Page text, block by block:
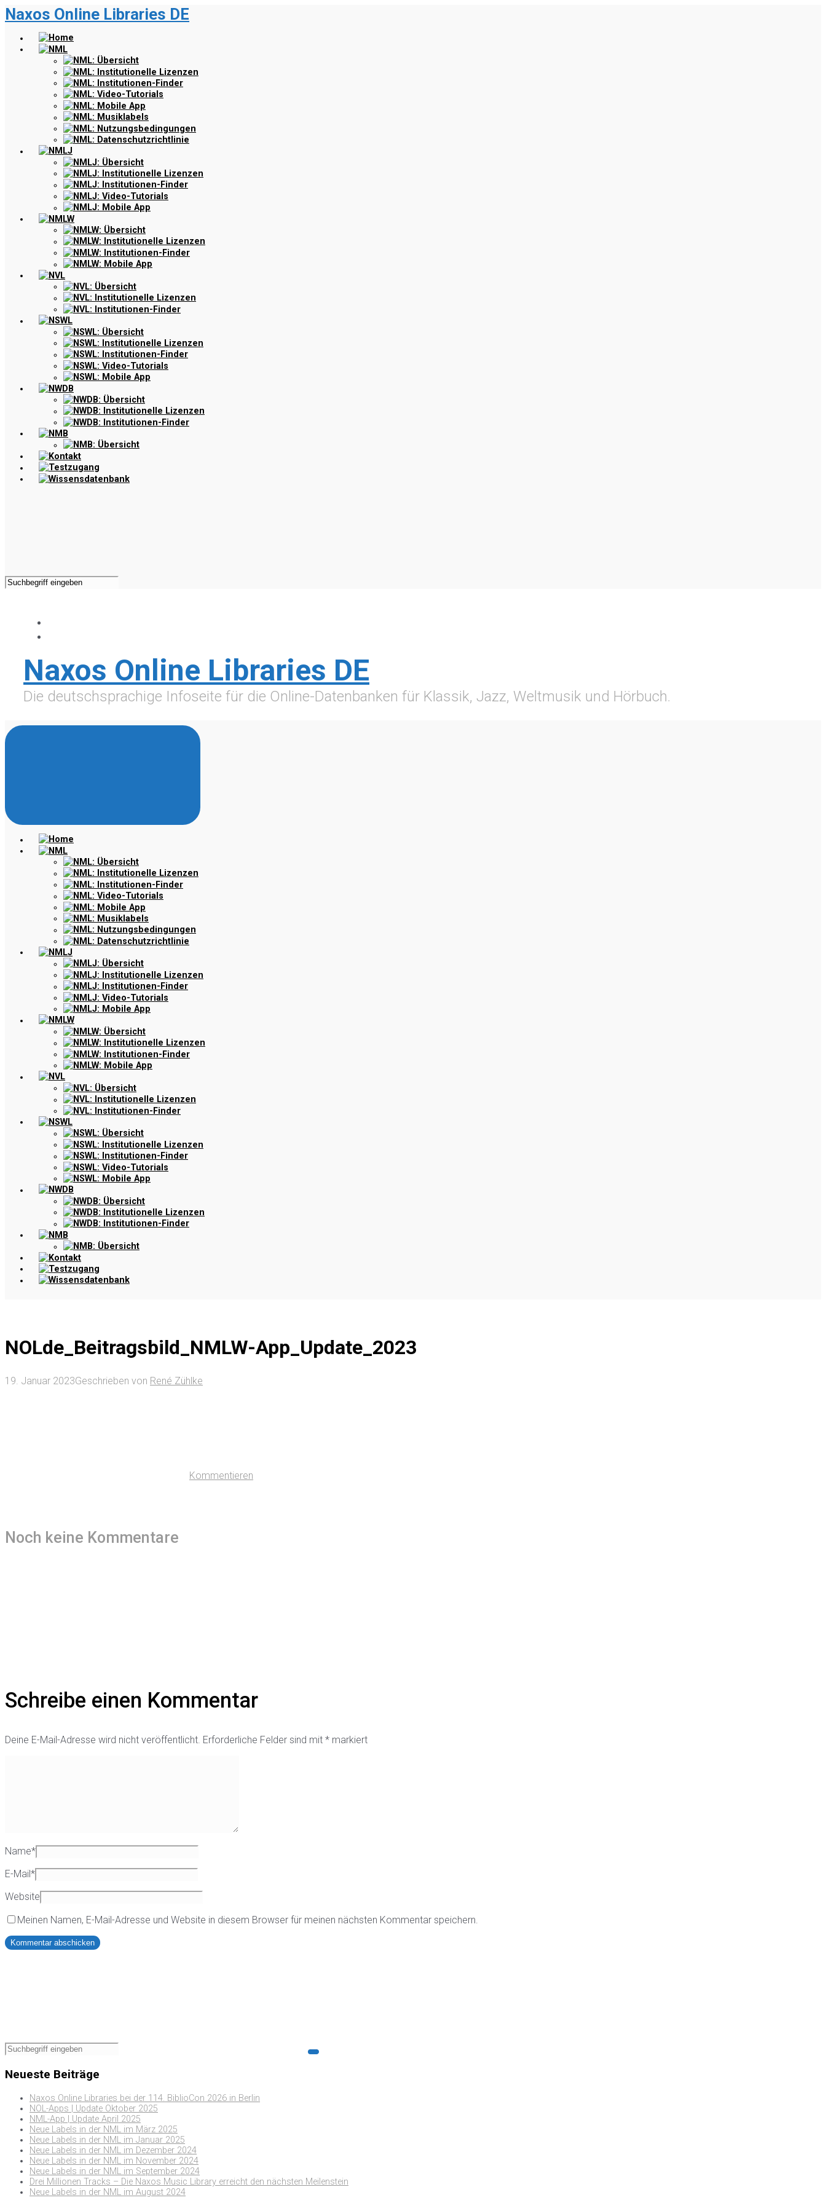
Zum
Hauptinhalt
springen
Naxos Online Libraries DE
Home
NML
NML: Übersicht
NML: Institutionelle Lizenzen
NML: Institutionen-Finder
NML: Video-Tutorials
NML: Mobile App
NML: Musiklabels
NML: Nutzungsbedingungen
NML: Datenschutzrichtlinie
NMLJ
NMLJ: Übersicht
NMLJ: Institutionelle Lizenzen
NMLJ: Institutionen-Finder
NMLJ: Video-Tutorials
NMLJ: Mobile App
NMLW
NMLW: Übersicht
NMLW: Institutionelle Lizenzen
NMLW: Institutionen-Finder
NMLW: Mobile App
NVL
NVL: Übersicht
NVL: Institutionelle Lizenzen
NVL: Institutionen-Finder
NSWL
NSWL: Übersicht
NSWL: Institutionelle Lizenzen
NSWL: Institutionen-Finder
NSWL: Video-Tutorials
NSWL: Mobile App
NWDB
NWDB: Übersicht
NWDB: Institutionelle Lizenzen
NWDB: Institutionen-Finder
NMB
NMB: Übersicht
Kontakt
Testzugang
Wissensdatenbank
Naxos Online Libraries DE
Die deutschsprachige Infoseite für die Online-Datenbanken für Klassik, Jazz, Weltmusik und Hörbuch.
Home
NML
NML: Übersicht
NML: Institutionelle Lizenzen
NML: Institutionen-Finder
NML: Video-Tutorials
NML: Mobile App
NML: Musiklabels
NML: Nutzungsbedingungen
NML: Datenschutzrichtlinie
NMLJ
NMLJ: Übersicht
NMLJ: Institutionelle Lizenzen
NMLJ: Institutionen-Finder
NMLJ: Video-Tutorials
NMLJ: Mobile App
NMLW
NMLW: Übersicht
NMLW: Institutionelle Lizenzen
NMLW: Institutionen-Finder
NMLW: Mobile App
NVL
NVL: Übersicht
NVL: Institutionelle Lizenzen
NVL: Institutionen-Finder
NSWL
NSWL: Übersicht
NSWL: Institutionelle Lizenzen
NSWL: Institutionen-Finder
NSWL: Video-Tutorials
NSWL: Mobile App
NWDB
NWDB: Übersicht
NWDB: Institutionelle Lizenzen
NWDB: Institutionen-Finder
NMB
NMB: Übersicht
Kontakt
Testzugang
Wissensdatenbank
NOLde_Beitragsbild_NMLW-App_Update_2023
19. Januar 2023Geschrieben von René Zühlke
Kommentieren
Noch keine Kommentare
Schreibe einen Kommentar
Deine E-Mail-Adresse wird nicht veröffentlicht. Erforderliche Felder sind mit * markiert
Name*
E-Mail*
Website
Meinen Namen, E-Mail-Adresse und Website in diesem Browser für meinen nächsten Kommentar speichern.
Neueste Beiträge
Naxos Online Libraries bei der 114. BiblioCon 2026 in Berlin
NOL-Apps | Update Oktober 2025
NML-App | Update April 2025
Neue Labels in der NML im März 2025
Neue Labels in der NML im Januar 2025
Neue Labels in der NML im Dezember 2024
Neue Labels in der NML im November 2024
Neue Labels in der NML im September 2024
Drei Millionen Tracks – Die Naxos Music Library erreicht den nächsten Meilenstein
Neue Labels in der NML im August 2024